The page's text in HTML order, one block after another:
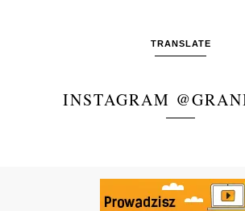
TRANSLATE
INSTAGRAM